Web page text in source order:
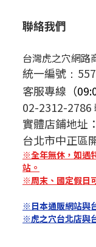
聯絡我們
台灣虎之穴網路
統一編號 ：
客服專線 （
02-2312-2786
實體店鋪地址：
台北市中正區
※全年無休，如遇
站。
※周末、國定假日
※日本通販網站與
※虎之穴台北店與